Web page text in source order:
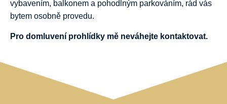
vybavením, balkonem a pohodlným parkováním, rád vás
bytem osobně provedu.
Pro domluvení prohlídky mě neváhejte kontaktovat.